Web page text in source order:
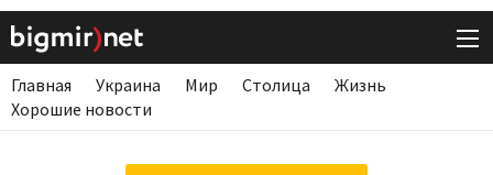
Главная Украина Мир Столица
Жизнь
Хорошие новости